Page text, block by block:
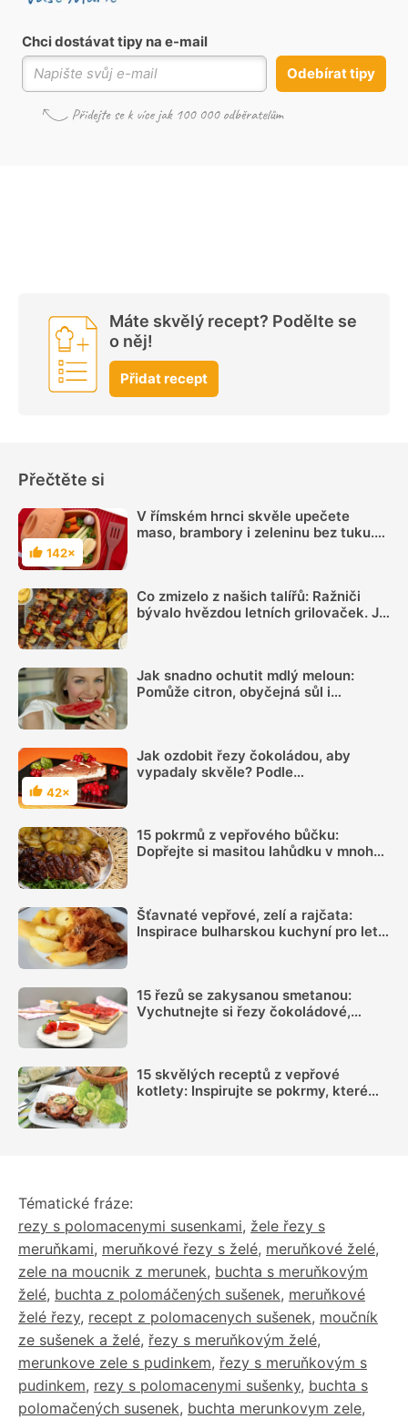
Chci dostávat tipy na e-mail
Odebírat tipy
Máte skvělý recept? Podělte se
o něj!
Přidat recept
Přečtěte si
Hodnocení
142×
V římském hrnci skvěle upečete
maso, brambory i zeleninu bez tuku.
Co zmizelo z našich talířů: Ražniči
bývalo hvězdou letních grilovaček. Je
Jak snadno ochutit mdlý meloun:
Pomůže citron, obyčejná sůl i
Hodnocení
42×
Jak ozdobit řezy čokoládou, aby
vypadaly skvěle? Podle
15 pokrmů z vepřového bůčku:
Dopřejte si masitou lahůdku v mnoha
Šťavnaté vepřové, zelí a rajčata:
Inspirace bulharskou kuchyní pro letní
15 řezů se zakysanou smetanou:
Vychutnejte si řezy čokoládové,
15 skvělých receptů z vepřové
kotlety: Inspirujte se pokrmy, které
Tématické fráze:
rezy s polomacenymi susenkami, žele řezy s
meruňkami, meruňkové řezy s želé, meruňkové želé,
zele na moucnik z merunek, buchta s meruňkovým
želé, buchta z polomáčených sušenek, meruňkové
želé řezy, recept z polomacenych sušenek, moučník
ze sušenek a želé, řezy s meruňkovým želé,
merunkove zele s pudinkem, řezy s meruňkovým s
pudinkem, rezy s polomacenymi sušenky, buchta s
polomačených susenek, buchta merunkovym zele,